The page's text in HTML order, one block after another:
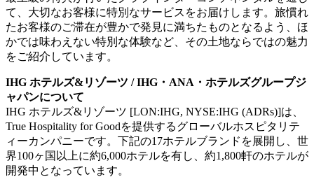
て、大切なお客様に特別なサービスをお届けします。旅慣れ
たお客様のご滞在が豊かで発見に満ちたものとなるよう、ほ
かでは味わえない特別な体験など、その土地ならではの魅力
をご紹介しています。
IHG ホテルズ&リゾーツ / IHG・ANA・ホテルズグループジ
ャパンについて
IHG ホテルズ&リゾーツ [LON:IHG, NYSE:IHG (ADRs)]は、
True Hospitality for Goodを提供するグローバルホスピタリテ
ィーカンパニーです。下記の17ホテルブランドを展開し、世
界100ヶ国以上に約6,000ホテルを有し、約1,800軒のホテルが
開発中となっています。